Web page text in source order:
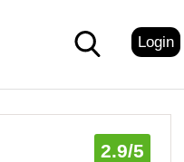
Login
2.9/5